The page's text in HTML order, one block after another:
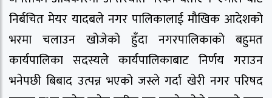
निर्बचित मेयर यादबले नगर पालिकालाई मौखिक आदेशको
भरमा चलाउन खोजेको हुँदा नगरपालिकाको बहुमत
कार्यपालिका सदस्यले कार्यपालिकाबाट निर्णय गराउन
भनेपछी बिबाद उत्पन्न भएको जस्ले गर्दा खेरी नगर परिषद